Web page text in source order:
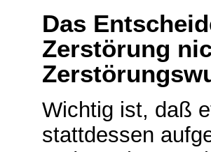
Das
Zerstörung
Wichtig ist, daß
stattdessen